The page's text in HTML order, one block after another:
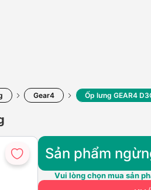
Gear4 Ốp lưng GEAR4
Sản phẩm
Vui lòng chọn mua sản